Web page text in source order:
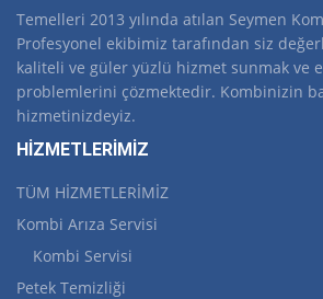
Temelleri 2013 yılında atılan Seymen
Profesyonel ekibimiz tarafından siz
kaliteli ve güler yüzlü hizmet sunmak ve
problemlerini çözmektedir. Kombinizin
hizmetinizdeyiz.
HİZMETLERİMİZ
TÜM HİZMETLERİMİZ
Kombi Arıza Servisi
Kombi Servisi
Petek Temizliği